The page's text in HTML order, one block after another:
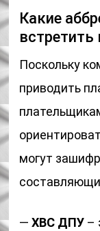
Какие
встретить
Поскольку
приводить
могут
—ХВС ДПУ –